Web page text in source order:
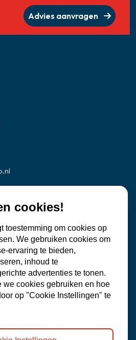
Advies aanvragen
kantoor
Zierikzee
13:00 - 17:00 uur
cookies!
toestemming om cookies op
We gebruiken cookies om
ervaring te bieden,
inhoud te
advertenties te tonen.
we cookies gebruiken en hoe
op "Cookie Instellingen" te